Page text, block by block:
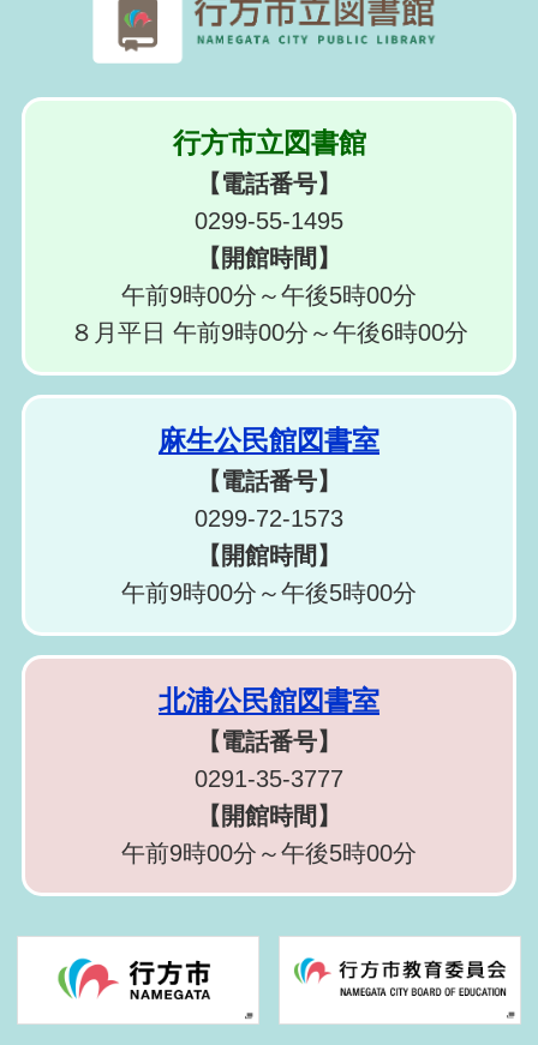
行方市立図書館
【電話番号】
0299-55-1495
【開館時間】
午前9時00分～午後5時00分
８月平日 午前9時00分～午後6時00分
麻生公民館図書室
【電話番号】
0299-72-1573
【開館時間】
午前9時00分～午後5時00分
北浦公民館図書室
【電話番号】
0291-35-3777
【開館時間】
午前9時00分～午後5時00分